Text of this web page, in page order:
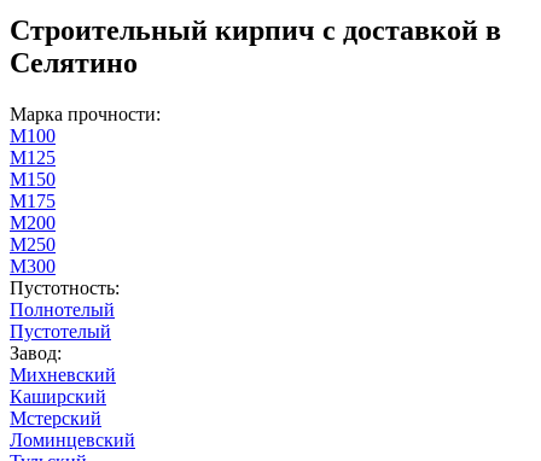
Строительный кирпич с доставкой в
Селятино
Марка прочности:
М100
М125
М150
М175
М200
М250
М300
Пустотность:
Полнотелый
Пустотелый
Завод:
Михневский
Каширский
Мстерский
Ломинцевский